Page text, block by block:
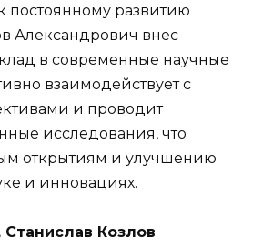
постоянному развитию
Александрович внес
в современные научные
взаимодействует с
и проводит
исследования, что
открытиям и улучшению
и инновациях.
Козлов